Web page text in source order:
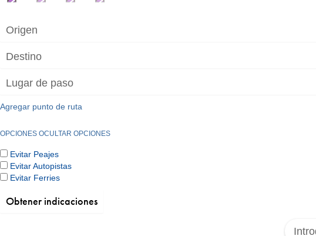
Agregar punto de ruta
OPCIONES OCULTAR OPCIONES
Evitar Peajes
Evitar Autopistas
Evitar Ferries